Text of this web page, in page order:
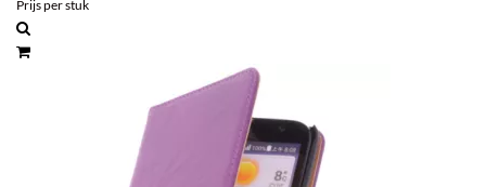
Prijs per stuk